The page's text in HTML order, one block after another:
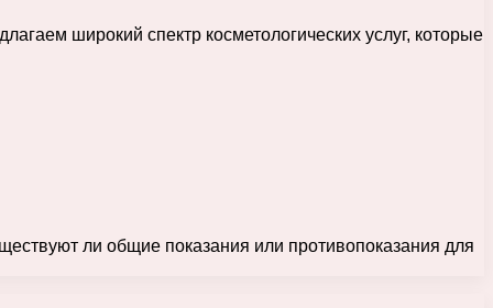
широкий спектр косметологических услуг, которые
ли общие показания или противопоказания для